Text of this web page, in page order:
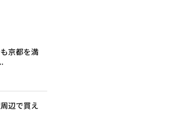
京都を満
辺で買え